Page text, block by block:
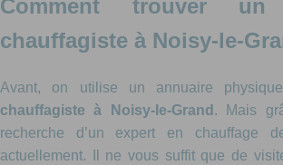
Comment trouver un
chauffagiste à Noisy-le-
Avant, on utilise un annuaire
chauffagiste à Noisy-le-Grand . Mais
recherche d’un expert en chauffage
actuellement. Il ne vous suffit que de